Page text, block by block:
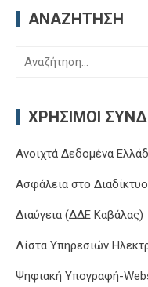
ΑΝΑΖΉΤΗΣΗ
Αναζήτηση
ΧΡΉΣΙΜΟΙ
Ανοιχτά Δεδομένα
Ασφάλεια στο Διαδίκτυο
Διαύγεια (ΔΔΕ Καβάλας)
Λίστα Υπηρεσιών
Ψηφιακή Υπογραφή-